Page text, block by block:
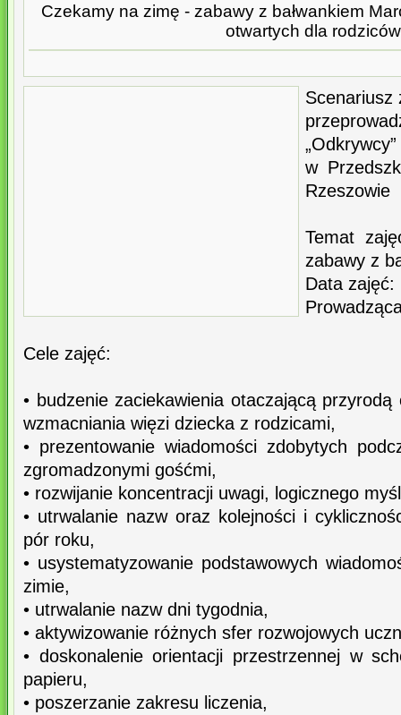
Czekamy na zimę - zabawy z bałwankiem
otwartych dla rodziców
Scenariusz
„Odkrywcy”
w
Rzeszowie
Temat
zabawy z
Data zajęć:
Cele zajęć:
• budzenie zaciekawienia otaczającą
wzmacniania więzi dziecka z rodzicami,
• prezentowanie wiadomości zdobytych
zgromadzonymi gośćmi,
• rozwijanie koncentracji uwagi, logicznego
• utrwalanie nazw oraz kolejności i
pór roku,
• usystematyzowanie podstawowych
zimie,
• utrwalanie nazw dni tygodnia,
• aktywizowanie różnych sfer rozwojowych
• doskonalenie orientacji przestrzennej w
papieru,
• poszerzanie zakresu liczenia,